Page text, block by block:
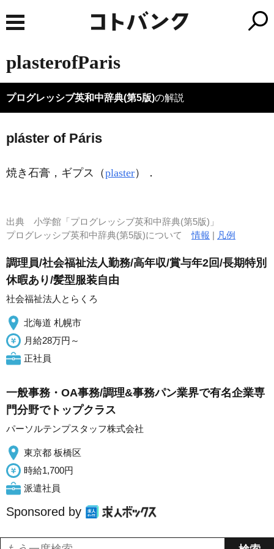
plasterofParis
プログレッシブ英和中辞典(第5版)の解説
pláster of Páris
焼き石膏，ギプス（plaster） ．
出典 小学館「プログレッシブ英和中辞典(第5版)」
プログレッシブ英和中辞典(第5版)について情報 | 凡例
調理員/社会福祉法人勤務/高年収/賞与年2回/長期特別
休暇あり/髪型服装自由
社会福祉法人とらくろ
北海道 札幌市
月給28万円～
正社員
一般事務・OA事務/調理&事務パン業界で有名企業専
門分野でトップクラス
パーソルテンプスタッフ株式会社
東京都 板橋区
時給1,700円
派遣社員
Sponsored by